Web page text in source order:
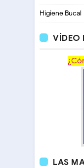
Higiene Bucal
VÍDEO
LAS